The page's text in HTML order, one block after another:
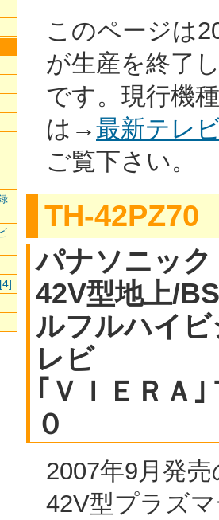
このページは
が生産を終了
です。現行機
は→最新テレ
ご覧下さい。
TH-42PZ70
パナソニック
42V型地上/
ルフルハイ
レビ
｢ＶＩＥＲＡ
０
2007年9月発
42V型プラズ